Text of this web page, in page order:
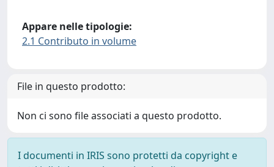
Appare nelle tipologie:
2.1 Contributo in volume
File in questo prodotto:
Non ci sono file associati a questo prodotto.
I documenti in IRIS sono protetti da copyright e